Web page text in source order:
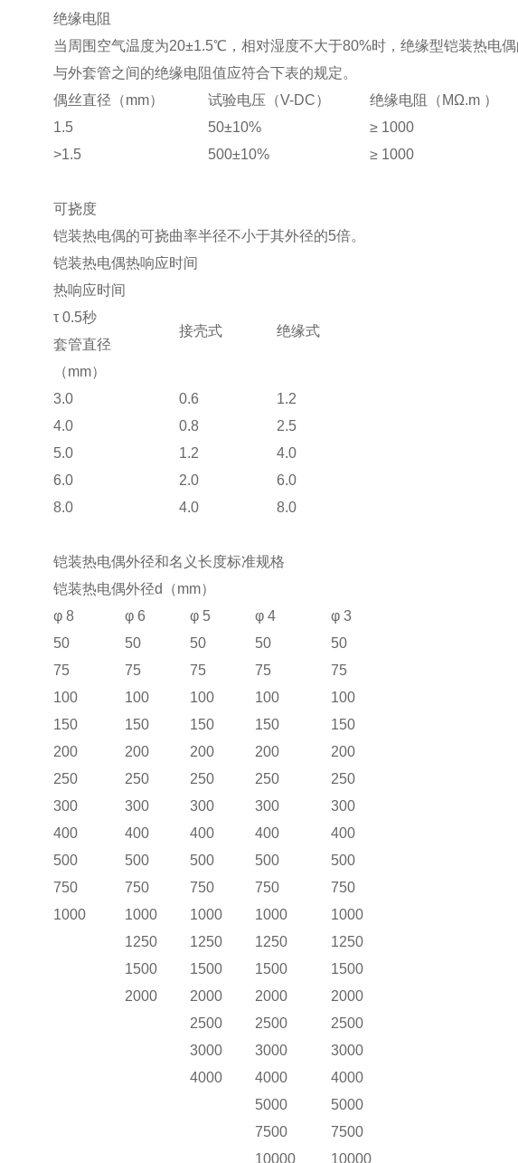
绝缘电阻
当周围空气温度为20±1.5℃，相对湿度不大于80%时，绝缘型铠装热电
与外套管之间的绝缘电阻值应符合下表的规定。
偶丝直径（mm）
试验电压（V-DC）
绝缘电阻（MΩ.m ）
1.5
50±10%
≥ 1000
>1.5
500±10% ≥ 1000
可挠度
铠装热电偶的可挠曲率半径不小于其外径的5倍。
铠装热电偶热响应时间
热响应时间
τ 0.5秒
套管直径
（mm）
接壳式 绝缘式
3.0 0.6
1.2
4.0
0.8
2.5
5.0
1.2
4.0
6.0
2.0
6.0
8.0
4.0 8.0
铠装热电偶外径和名义长度标准规格
铠装热电偶外径d（mm）
φ 8
φ 6 φ 5 φ 4
φ 3
50
50 50 50
50
75
75 75 75
75
100
100 100 100
100
150
150 150 150
150
200
200 200 200
200
250
250 250 250
250
300
300 300 300
300
400
400 400 400
400
500
500 500 500
500
750
750 750 750
750
1000
1000 1000 1000
1000
1250
1250 1250
1250
1500
1500 1500
1500
2000
2000 2000
2000
2500
2500
2500
3000
3000
3000
4000
4000
4000
5000
5000
7500
7500
10000
10000